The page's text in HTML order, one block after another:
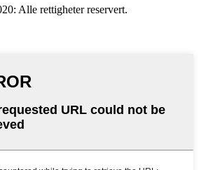
Alle rettigheter reservert.